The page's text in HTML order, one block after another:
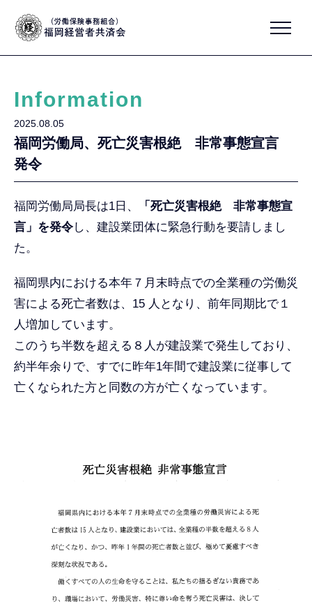
Information
2025.08.05
福岡労働局、死亡災害根絶 非常事態宣言
発令
福岡労働局局長は1日、
「死亡災害根絶 非常事態宣
言」を発令し、建設業団体に緊急行動を要請しまし
た。
福岡県内における本年７月末時点での全業種の労働災
害による死亡者数は、15 人となり、前年同期比で１
人増加しています。
このうち半数を超える８人が建設業で発生しており、
約半年余りで、すでに昨年1年間で建設業に従事して
亡くなられた方と同数の方が亡くなっています。